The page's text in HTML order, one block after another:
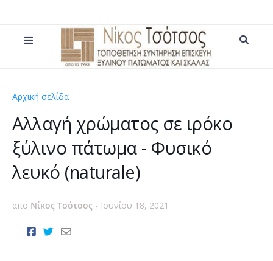
Αρχική σελίδα
Αλλαγή χρώματος σε ιρόκο
ξύλινο πάτωμα - Φυσικό
λευκό (naturale)
απο Νίκος Τσότσος - Ιουνίου 18, 2021